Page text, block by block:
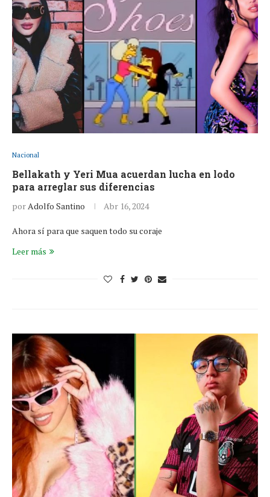
Nacional
Bellakath y Yeri Mua acuerdan lucha en lodo
para arreglar sus diferencias
porAdolfo Santino Abr 16, 2024
Ahora sí para que saquen todo su coraje
Leer más